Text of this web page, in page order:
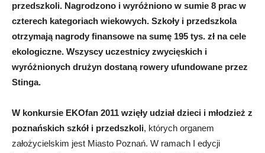
przedszkoli. Nagrodzono i wyróżniono w sumie 8 prac w
czterech kategoriach wiekowych. Szkoły i przedszkola
otrzymają nagrody finansowe na sumę 195 tys. zł na cele
ekologiczne. Wszyscy uczestnicy zwycięskich i
wyróżnionych drużyn dostaną rowery ufundowane przez
Stinga.
W konkursie EKOfan 2011 wzięły udział dzieci i młodzież z
poznańskich szkół i przedszkoli, których organem
założycielskim jest Miasto Poznań. W ramach I edycji